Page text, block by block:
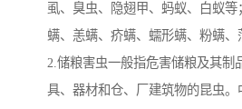
虱、臭虫、隐翅甲、蚂蚁、白蚁
螨、恙螨、疥螨、蠕形螨、粉螨、
2.储粮害虫一般指危害储粮及其制
具、器材和仓、厂建筑物的昆虫